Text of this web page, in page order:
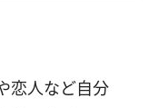
恋人など自分